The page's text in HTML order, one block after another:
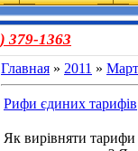
379-1363
Главная » 2011 » Март
Рифи єдиних тарифів
Як вирівняти тарифи